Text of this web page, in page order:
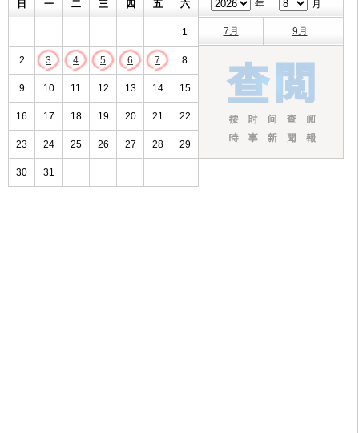
日 一 二 三 四 五 六
1
2 3 4 5 6 7 8
9 10 11 12 13 14 15
16 17 18 19 20 21 22
23 24 25 26 27 28 29
30 31
年 月
7月 9月